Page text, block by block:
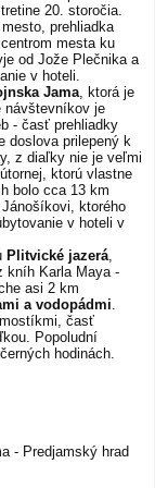
20. storočia.
prehliadka
mesta ku
od Jože Plečnika a
v hoteli.
Jama, ktorá je
návštevníkov je
- časť prehliadky
doslova prilepený k
z diaľky nie je veľmi
ktorú vlastne
bolo cca 13 km
ktorého
v hoteli v
Plitvické jazerá,
kníh Karla Maya -
asi 2 km
a vodopádmi.
časť
Popoludní
hodinách.
- Predjamský hrad